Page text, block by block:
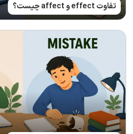
تفاوت effect و affect چیست؟